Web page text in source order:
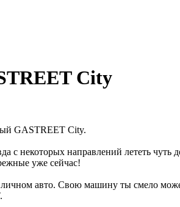
City
GASTREET City.
с некоторых направлений лететь
уже сейчас!
авто. Свою машину ты смело